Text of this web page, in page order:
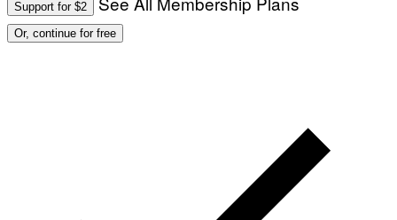
Support for $2
Or, continue for free